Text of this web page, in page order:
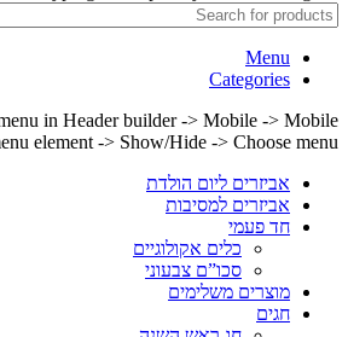
Menu
Categories
in Header builder -> Mobile -> Mobile
element -> Show/Hide -> Choose menu
אביזרים ליום הולדת
אביזרים למסיבות
חד פעמי
כלים אקולוגיים
סכו”ם צבעוני
מוצרים משלימים
חגים